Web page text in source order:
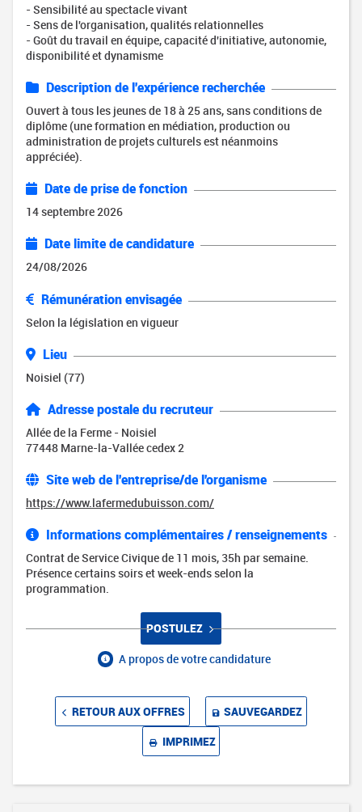
- Sensibilité au spectacle vivant
- Sens de l'organisation, qualités relationnelles
- Goût du travail en équipe, capacité d'initiative, autonomie,
disponibilité et dynamisme
Description de l'expérience recherchée
Ouvert à tous les jeunes de 18 à 25 ans, sans conditions de
diplôme (une formation en médiation, production ou
administration de projets culturels est néanmoins
appréciée).
Date de prise de fonction
14 septembre 2026
Date limite de candidature
24/08/2026
Rémunération envisagée
Selon la législation en vigueur
Lieu
Noisiel (77)
Adresse postale du recruteur
Allée de la Ferme - Noisiel
77448 Marne-la-Vallée cedex 2
Site web de l'entreprise/de l'organisme
https://www.lafermedubuisson.com/
Informations complémentaires / renseignements
Contrat de Service Civique de 11 mois, 35h par semaine.
Présence certains soirs et week-ends selon la
programmation.
POSTULEZ
A propos de votre candidature
RETOUR AUX OFFRES
SAUVEGARDEZ
IMPRIMEZ